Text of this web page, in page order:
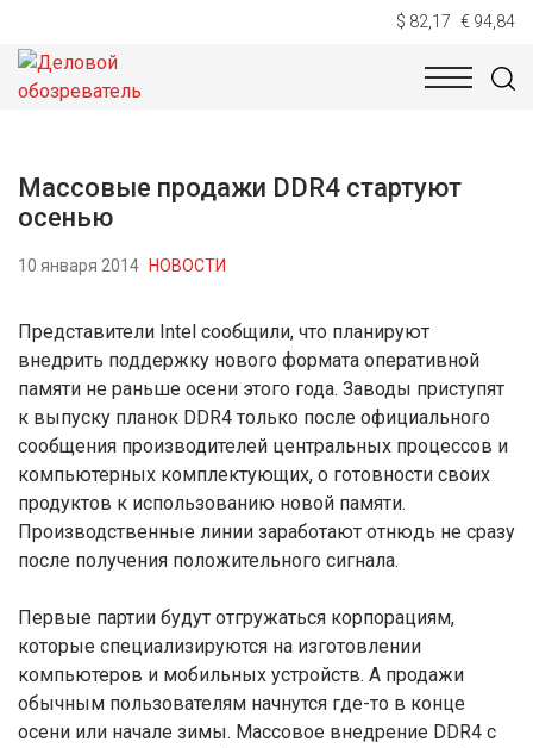
$ 82,17 € 94,84
НОВОСТИ
Массовые продажи DDR4 стартуют
осенью
10 января 2014 НОВОСТИ
Представители Intel сообщили, что планируют
внедрить поддержку нового формата оперативной
памяти не раньше осени этого года. Заводы приступят
к выпуску планок DDR4 только после официального
сообщения производителей центральных процессов и
компьютерных комплектующих, о готовности своих
продуктов к использованию новой памяти.
Производственные линии заработают отнюдь не сразу
после получения положительного сигнала.
Первые партии будут отгружаться корпорациям,
которые специализируются на изготовлении
компьютеров и мобильных устройств. А продажи
обычным пользователям начнутся где-то в конце
осени или начале зимы. Массовое внедрение DDR4 с